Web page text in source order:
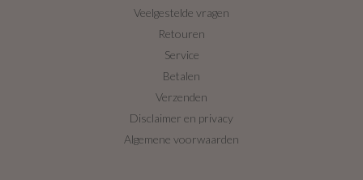
Veelgestelde vragen
Retouren
Service
Betalen
Verzenden
Disclaimer en privacy
Algemene voorwaarden